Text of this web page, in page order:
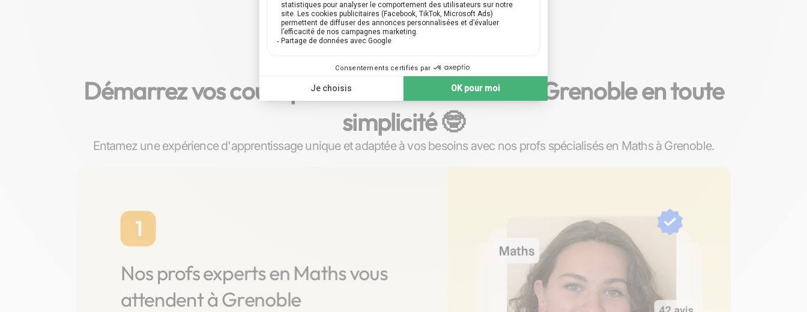
Démarrez vos cours particuliers sur mesure à Grenoble en toute
simplicité 🤓​
Entamez une expérience d'apprentissage unique et adaptée à vos besoins avec nos profs spécialisés en Maths à Grenoble.
1
Nos profs experts en Maths vous
attendent à Grenoble